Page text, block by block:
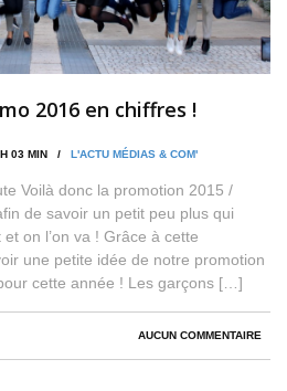
2016 en chiffres !
H 03 MIN / L'ACTU MÉDIAS & COM'
Voilà donc la promotion 2015 /
de savoir un petit peu plus qui
on l’on va ! Grâce à cette
une petite idée de notre promotion
cette année ! Les garçons […]
AUCUN COMMENTAIRE